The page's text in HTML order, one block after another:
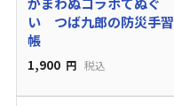
い つば九郎の防災手習
帳
1,900 円 税込